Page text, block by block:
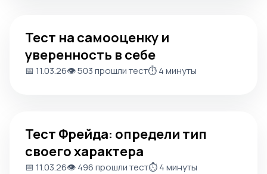
Тест на самооценку и
уверенность в себе
📅 11.03.26👁️ 503 прошли тест⏱️ 4 минуты
Тест Фрейда: определи тип
своего характера
📅 11.03.26👁️ 496 прошли тест⏱️ 4 минуты